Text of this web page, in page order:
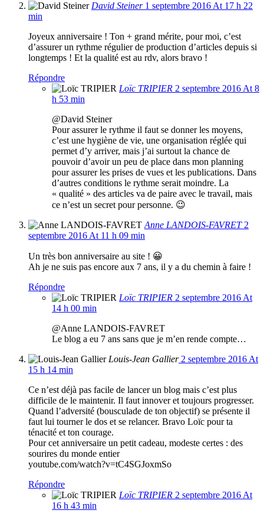
David Steiner 1 septembre 2016 At 17 h 22
min
Joyeux anniversaire ! Ton + grand mérite, pour moi, c’est
d’assurer un rythme régulier de production d’articles depuis si
longtemps ! Et la qualité est au rdv, alors bravo !
Répondre
Loïc TRIPIER 2 septembre 2016 At 8
h 53 min
@David Steiner
Pour assurer le rythme il faut se donner les moyens,
c’est une hygiène de vie, une organisation réglée qui
permet d’y arriver, mais j’ai surtout la chance de
pouvoir d’avoir un peu de place dans mon planning
pour assurer les prises de vues et les publications. Dans
d’autres conditions le rythme serait moindre. La
« qualité » des articles va de paire avec le travail, mais
ce n’est un secret pour personne. 😉
Anne LANDOIS-FAVRET 2
septembre 2016 At 11 h 09 min
Un très bon anniversaire au site ! 😀
Ah je ne suis pas encore aux 7 ans, il y a du chemin à faire !
Répondre
Loïc TRIPIER 2 septembre 2016 At
14 h 00 min
@Anne LANDOIS-FAVRET
Le blog a eu 7 ans sans que je m’en rende compte…
Louis-Jean Gallier 2 septembre 2016 At
15 h 14 min
Ce n’est déjà pas facile de lancer un blog mais c’est plus
difficile de le maintenir. Il faut innover et toujours progresser.
Quand l’adversité (bousculade de ton objectif) se présente il
faut lui tourner le dos et se relancer. Bravo Loïc pour ta
ténacité et ton courage.
Pour cet anniversaire un petit cadeau, modeste certes : des
sourires du monde entier
youtube.com/watch?v=tC4SGJoxmSo
Répondre
Loïc TRIPIER 2 septembre 2016 At
16 h 43 min